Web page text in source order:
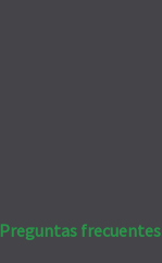
Preguntas frecuentes